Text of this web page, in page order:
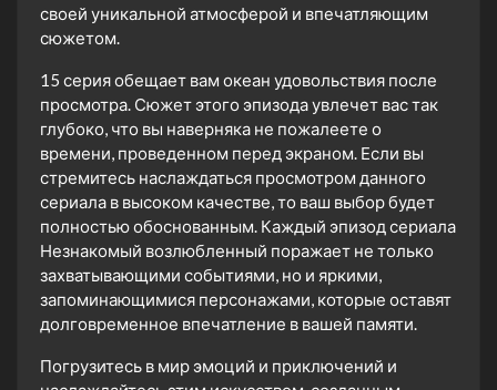
своей уникальной атмосферой и впечатляющим
сюжетом.
15 серия обещает вам океан удовольствия после
просмотра. Сюжет этого эпизода увлечет вас так
глубоко, что вы наверняка не пожалеете о
времени, проведенном перед экраном. Если вы
стремитесь наслаждаться просмотром данного
сериала в высоком качестве, то ваш выбор будет
полностью обоснованным. Каждый эпизод сериала
Незнакомый возлюбленный поражает не только
захватывающими событиями, но и яркими,
запоминающимися персонажами, которые оставят
долговременное впечатление в вашей памяти.
Погрузитесь в мир эмоций и приключений и